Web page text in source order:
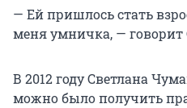
— Ей пришлось стать
меня умничка, — говорит
В 2012 году Светлана
можно было получить